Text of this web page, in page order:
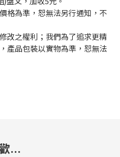
格為準，恕無法另行通知，不
改之權利；我們為了追求更精
產品包裝以實物為準，恕無法
...